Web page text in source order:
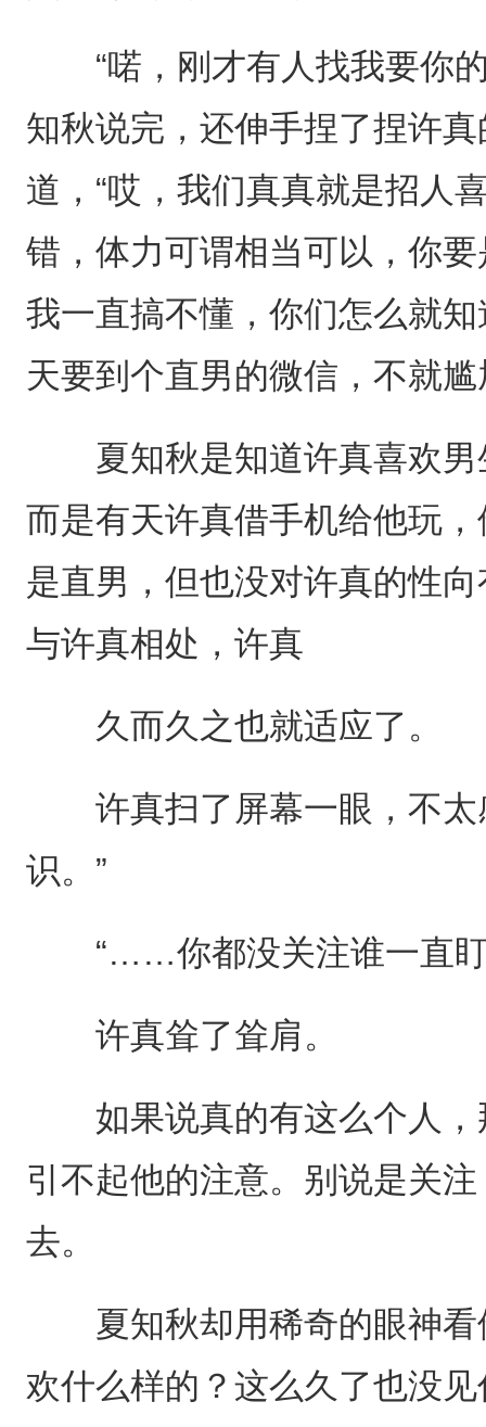
“喏，刚才有人找我要你的
知秋说完，还伸手捏了捏许
道，“哎，我们真真就是招人
错，体力可谓相当可以，你
我一直搞不懂，你们怎么就
天要到个直男的微信，不就尴
夏知秋是知道许真喜欢男
而是有天许真借手机给他玩
是直男，但也没对许真的性
与许真相处，许真
久而久之也就适应了。
许真扫了屏幕一眼，不太
识。”
“……你都没关注谁一直盯
许真耸了耸肩。
如果说真的有这么个人，
引不起他的注意。别说是关
去。
夏知秋却用稀奇的眼神看
欢什么样的？这么久了也没